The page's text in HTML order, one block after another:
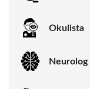
Okulista
Neurolog